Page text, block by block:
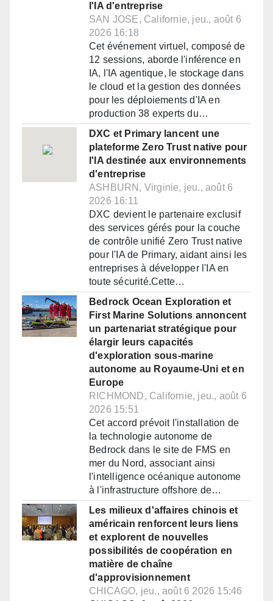
l'IA d'entreprise
SAN JOSE, Californie, jeu., août 6
2026 16:18
Cet événement virtuel, composé de
12 sessions, aborde l'inférence en
IA, l'IA agentique, le stockage dans
le cloud et la gestion des données
pour les déploiements d'IA en
production 38 experts du…
DXC et Primary lancent une
plateforme Zero Trust native pour
l'IA destinée aux environnements
d'entreprise
ASHBURN, Virginie, jeu., août 6
2026 16:11
DXC devient le partenaire exclusif
des services gérés pour la couche
de contrôle unifié Zero Trust native
pour l'IA de Primary, aidant ainsi les
entreprises à développer l'IA en
toute sécurité.Cette…
Bedrock Ocean Exploration et
First Marine Solutions annoncent
un partenariat stratégique pour
élargir leurs capacités
d'exploration sous-marine
autonome au Royaume-Uni et en
Europe
RICHMOND, Californie, jeu., août 6
2026 15:51
Cet accord prévoit l'installation de
la technologie autonome de
Bedrock dans le site de FMS en
mer du Nord, associant ainsi
l'intelligence océanique autonome
à l'infrastructure offshore de…
Les milieux d'affaires chinois et
américain renforcent leurs liens
et explorent de nouvelles
possibilités de coopération en
matière de chaîne
d'approvisionnement
CHICAGO, jeu., août 6 2026 15:46